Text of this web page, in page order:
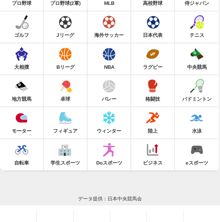
プロ野球 プロ野球(2軍) MLB 高校野球 侍ジャパン
ゴルフ Jリーグ 海外サッカー 日本代表 テニス
大相撲 Bリーグ NBA ラグビー 中央競馬
地方競馬 卓球 バレー 格闘技 バドミントン
モーター フィギュア ウィンター 陸上 水泳
自転車 学生スポーツ Doスポーツ ビジネス eスポーツ
データ提供：日本中央競馬会